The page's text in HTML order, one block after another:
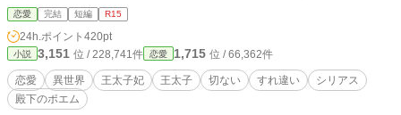
ります。
恋愛 完結 短編 R15
24h.ポイント 420pt
小説 3,151 位 / 228,741件 恋愛 1,715 位 / 66,362件
恋愛 異世界 王太子妃 王太子 切ない すれ違い
シリアス
殿下のポエム